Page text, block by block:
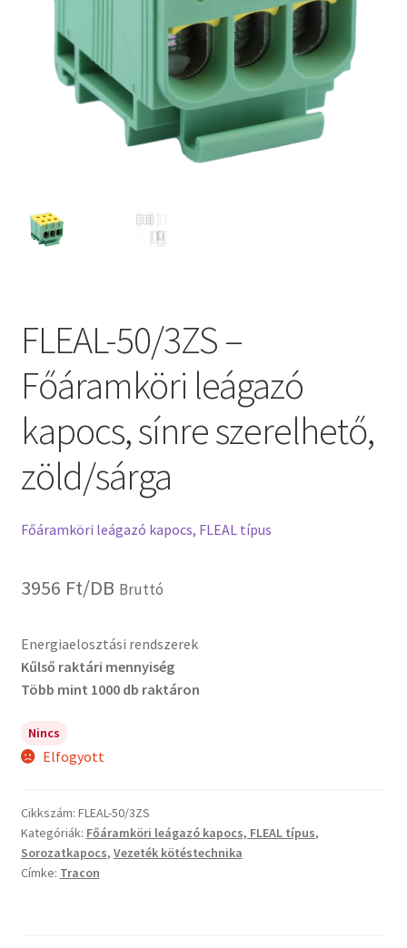
FLEAL-50/3ZS –
Főáramköri leágazó
kapocs, sínre szerelhető,
zöld/sárga
Főáramköri leágazó kapocs, FLEAL típus
3956 Ft/DB Bruttó
Energiaelosztási rendszerek
Kűlső raktári mennyiség
Több mint 1000 db raktáron
Nincs
Elfogyott
Cikkszám: FLEAL-50/3ZS
Kategóriák: Főáramköri leágazó kapocs, FLEAL típus,
Sorozatkapocs, Vezeték kötéstechnika
Címke: Tracon